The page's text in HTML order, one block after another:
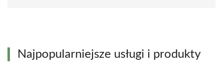
Najpopularniejsze usługi i produkty